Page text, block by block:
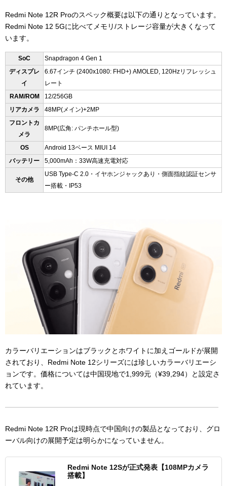
Redmi Note 12R Proのスペック概要は以下の通りとなっています。
Redmi Note 12 5Gに比べてメモリ/ストレージ容量が大きくなって
います。
SoC
Snapdragon 4 Gen 1
ディスプレ
イ
6.67インチ (2400x1080: FHD+) AMOLED, 120Hzリフレッシュ
レート
RAM/ROM
12/256GB
リアカメラ
48MP(メイン)+2MP
フロントカ
メラ
8MP(広角: パンチホール型)
OS
Android 13ベース MIUI 14
バッテリー
5,000mAh：33W高速充電対応
その他
USB Type-C 2.0・イヤホンジャックあり・側面指紋認証センサ
ー搭載・IP53
カラーバリエーションはブラックとホワイトに加えゴールドが展開
されており、Redmi Note 12シリーズには珍しいカラーバリエーシ
ョンです。価格については中国現地で1,999元（¥39,294）と設定さ
れています。
Redmi Note 12R Proは現時点で中国向けの製品となっており、グロ
ーバル向けの展開予定は明らかになっていません。
Redmi Note 12Sが正式発表【108MPカメラ
搭載】